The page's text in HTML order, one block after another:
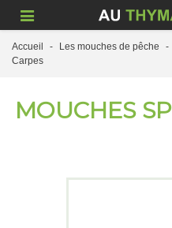
Accueil - Les mouches de pêche -
Carpes
MOUCHES